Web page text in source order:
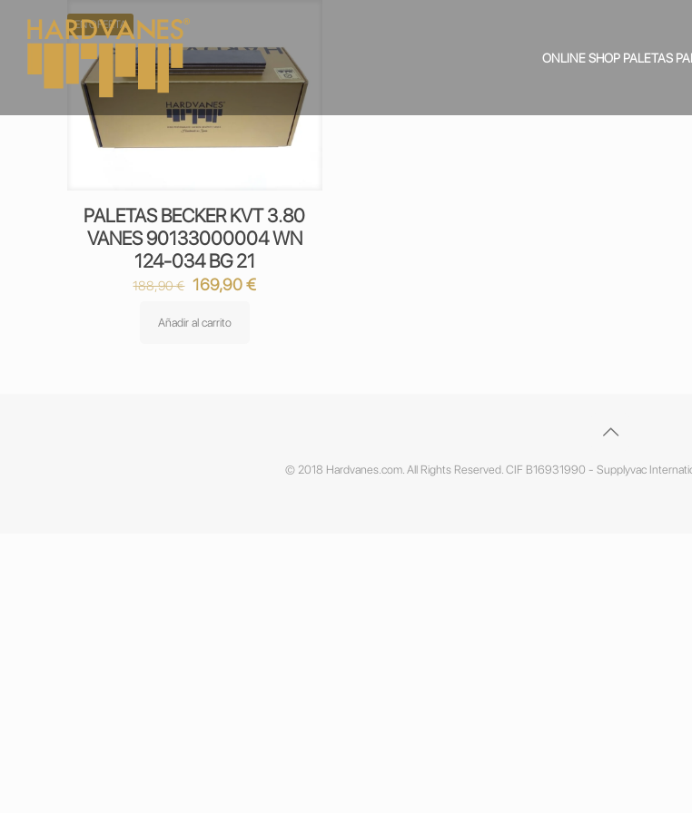
ONLINE SHOP PALETAS
EN OFERTA
PALETAS BECKER KVT 3.80
VANES 90133000004 WN
124-034 BG 21
188,90€ El
original
169,90€El
Añadir al carrito
© 2018 Hardvanes.com. All Rights Reserved. CIF B16931990 - Supplyvac